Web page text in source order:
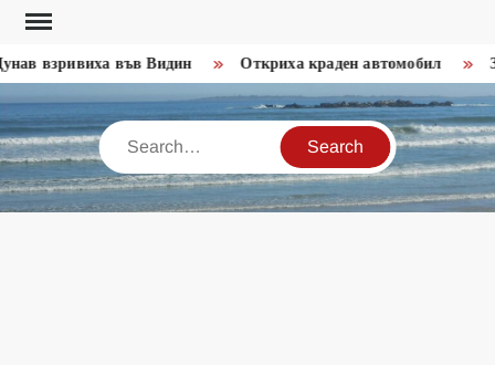
Skip
content
взривиха във Видин Откриха краден автомобил
Search